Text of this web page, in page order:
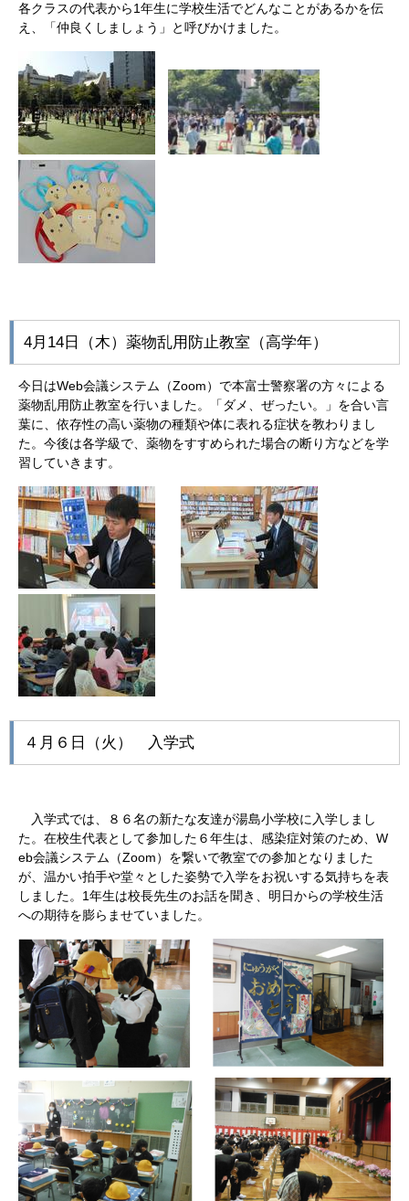
各クラスの代表から1年生に学校生活でどんなことがあるかを伝
え、「仲良くしましょう」と呼びかけました。
4月14日（木）薬物乱用防止教室（高学年）
今日はWeb会議システム（Zoom）で本富士警察署の方々による
薬物乱用防止教室を行いました。「ダメ、ぜったい。」を合い言
葉に、依存性の高い薬物の種類や体に表れる症状を教わりまし
た。今後は各学級で、薬物をすすめられた場合の断り方などを学
習していきます。
４月６日（火） 入学式
入学式では、８６名の新たな友達が湯島小学校に入学しまし
た。在校生代表として参加した６年生は、感染症対策のため、W
eb会議システム（Zoom）を繋いで教室での参加となりました
が、温かい拍手や堂々とした姿勢で入学をお祝いする気持ちを表
しました。1年生は校長先生のお話を聞き、明日からの学校生活
への期待を膨らませていました。